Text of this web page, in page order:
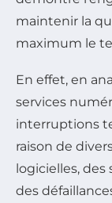
maintenir la
maximum le
En effet, en
services
interruptions
raison de
logicielles,
des